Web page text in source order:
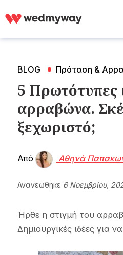
BLOG Πρόταση &
5 Πρωτότυπες
αρραβώνα.
ξεχωριστό;
Από Αθηνά
Ανανεώθηκε 6 Νοεμβρίου,
Ήρθε η στιγμή του
Δημιουργικές ιδέες για